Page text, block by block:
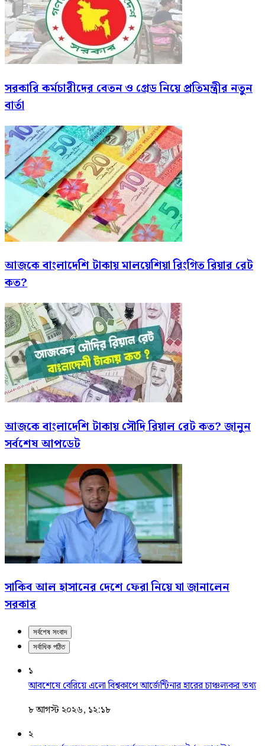
সরকারি কর্মচারীদের বেতন ও গ্রেড নিয়ে প্রতিমন্ত্রীর নতুন
বার্তা
আজকে বাংলাদেশি টাকায় মালয়েশিয়া রিংগিত রিয়ার রেট
কত?
আজকে বাংলাদেশি টাকায় সৌদি রিয়াল রেট কত? জানুন
সর্বশেষ আপডেট
সাকিব আল হাসানের দেশে ফেরা নিয়ে যা জানালেন
সরকার
সর্বশেষ সংবাদ
সর্বাধিক পঠিত
১
আবশেষে বেরিয়ে এলো বিশ্বকাপে আর্জেন্টিনার হারের চাঞ্চল্যকর তথ্য
৮ আগস্ট ২০২৬, ১২:১৮
২